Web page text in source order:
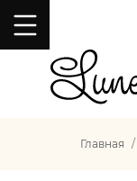
Главная